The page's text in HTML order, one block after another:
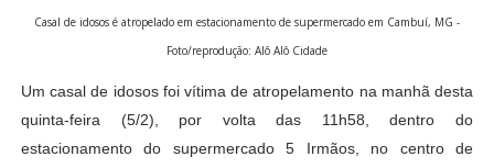
Casal de idosos é atropelado em estacionamento de supermercado em Cambuí, MG -
Foto/reprodução: Alô Alô Cidade
Um casal de idosos foi vítima de atropelamento na manhã desta
quinta-feira (5/2), por volta das 11h58, dentro do
estacionamento do supermercado 5 Irmãos, no centro de